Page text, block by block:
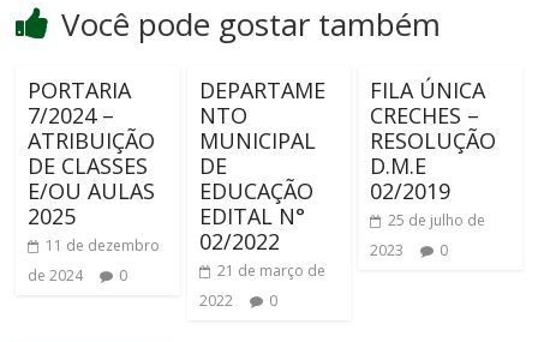
Você pode gostar também
PORTARIA
7/2024 –
ATRIBUIÇÃO
DE CLASSES
E/OU AULAS
2025
11 de dezembro
de 2024
0
DEPARTAME
NTO
MUNICIPAL
DE
EDUCAÇÃO
EDITAL N°
02/2022
21 de março de
2022
0
FILA ÚNICA
CRECHES –
RESOLUÇÃO
D.M.E
02/2019
25 de julho de
2023
0